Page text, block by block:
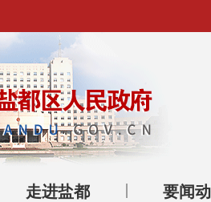
走进盐都 要闻